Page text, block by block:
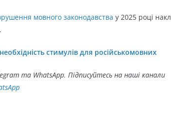
мовного законодавства у 2025 році
стимулів для російськомовних
та WhatsApp. Підписуйтесь на наші канали